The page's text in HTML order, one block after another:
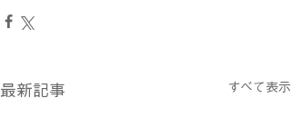
最新記事 すべて表示